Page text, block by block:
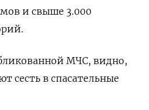
и свыше 3.000
МЧС, видно,
сесть в спасательные